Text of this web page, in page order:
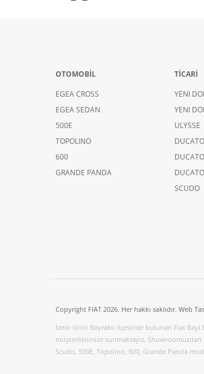
OTOMOBİL
EGEA CROSS
EGEA SEDAN
500E
TOPOLINO
600
GRANDE PANDA
TİCARİ
YENI
YENI
ULYSSE
SCUDO
Copyright FIAT 2026. Her hakkı saklıdır. Web
İzmir ilinin Bayraklı ilçesinde bulunan Fiat
müşterilerimize sunmaktayız.
Scudo, 500E, Topolino, 600, Grande Panda